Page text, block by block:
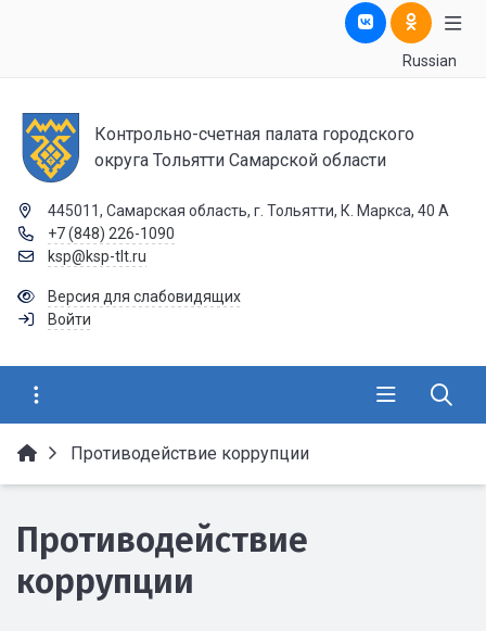
Russian
Контрольно-счетная палата городского
округа Тольятти Самарской области
445011, Самарская область, г. Тольятти, К. Маркса, 40 А
+7 (848) 226-1090
ksp@ksp-tlt.ru
Версия для слабовидящих
Войти
Противодействие коррупции
Противодействие
коррупции